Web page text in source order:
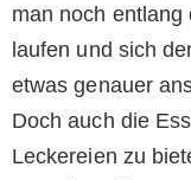
man noch entlang
laufen und sich
etwas genauer
Doch auch die
Leckereien zu